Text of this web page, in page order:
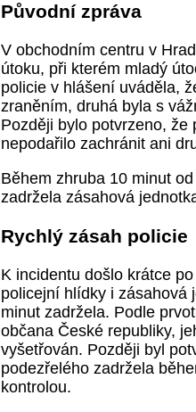
Původní zpráva
V obchodním centru v
útoku, při kterém mladý
policie v hlášení uváděla,
zraněním, druhá byla s
Později bylo potvrzeno,
nepodařilo zachránit ani
Během zhruba 10 minut
zadržela zásahová
Rychlý zásah policie
K incidentu došlo krátce
policejní hlídky i zásahová
minut zadržela. Podle
občana České republiky,
vyšetřován. Později byl
podezřelého zadržela
kontrolou.